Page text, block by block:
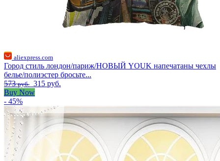
aliexpress.com
Город стиль лондон/париж/НОВЫЙ YOUK напечатаны чехлы
белье/полиэстер бросьте...
573руб. 315 руб.
Buy Now
- 45%